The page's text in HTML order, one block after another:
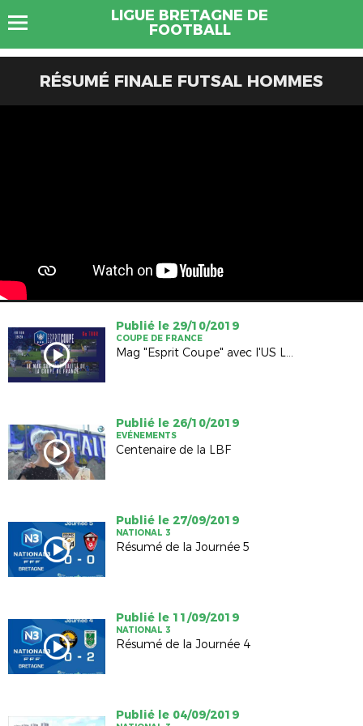
LIGUE BRETAGNE DE
FOOTBALL
RÉSUMÉ FINALE FUTSAL HOMMES
Publié le 29/10/2019
COUPE DE FRANCE
Mag "Esprit Coupe" avec l'US Liffré
Publié le 26/10/2019
EVÉNEMENTS
Centenaire de la LBF
Publié le 27/09/2019
NATIONAL 3
Résumé de la Journée 5
Publié le 11/09/2019
NATIONAL 3
Résumé de la Journée 4
Publié le 04/09/2019